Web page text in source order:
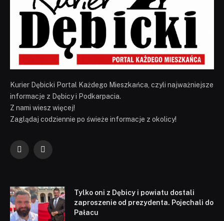
Kurier Dębicki Portal Każdego Mieszkańca, czyli najważniejsze
informacje z Dębicy i Podkarpacia.
Z nami wiesz więcej!
Zaglądaj codziennie po świeże informacje z okolicy!
FacebookYouTube
Tylko oni z Dębicy i powiatu dostali
zaproszenie od prezydenta. Pojechali do
Pałacu